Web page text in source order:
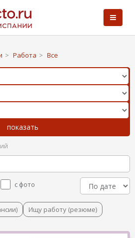
> Работа > Все
с фото
Ищу работу (резюме)